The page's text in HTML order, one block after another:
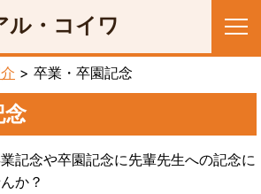
ル・コイワ
> 卒業・卒園記念
念
記念や卒園記念に先輩先生への記念に
か？